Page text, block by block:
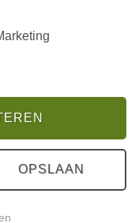
OPSLAAN